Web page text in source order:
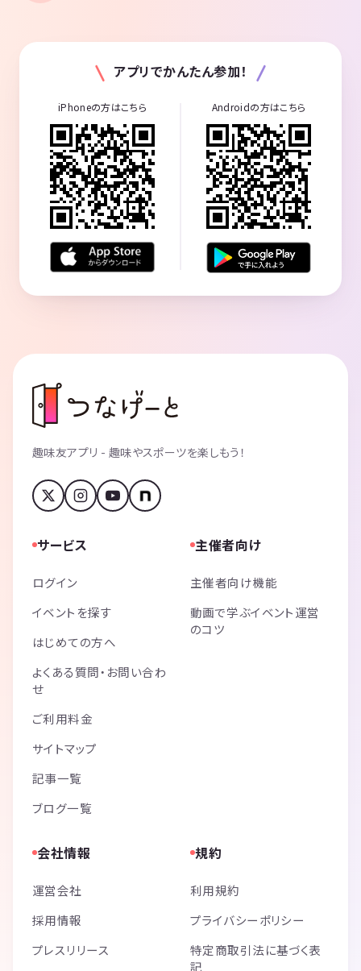
アプリでかんたん参加！
iPhoneの方はこちら Androidの方はこちら
趣味友アプリ - 趣味やスポーツを楽しもう！
サービス
ログイン
イベントを探す
はじめての方へ
よくある質問・お問い合わ
せ
ご利用料金
サイトマップ
記事一覧
ブログ一覧
主催者向け
主催者向け機能
動画で学ぶイベント運営
のコツ
会社情報
運営会社
採用情報
プレスリリース
規約
利用規約
プライバシーポリシー
特定商取引法に基づく表
記